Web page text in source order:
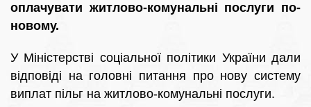
оплачувати житлово-комунальні послуги по-
новому.
У Міністерстві соціальної політики України дали
відповіді на головні питання про нову систему
виплат пільг на житлово-комунальні послуги.